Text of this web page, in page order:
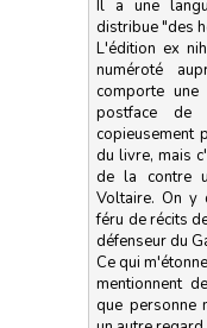
Il a une
distribue "des
L'édition ex
numéroté
comporte
postface de
copieusement
du livre, mais
de la contre
Voltaire. On y
féru de récits
défenseur du
Ce qui
mentionnent
que personne